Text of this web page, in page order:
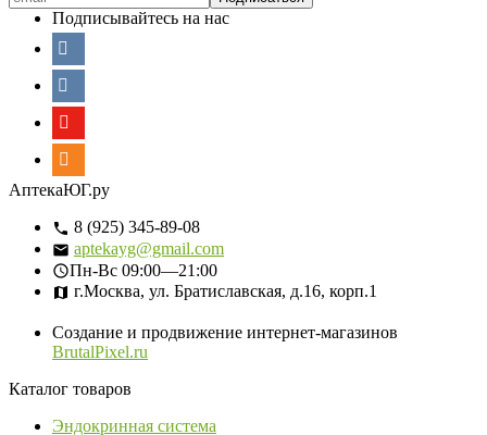
Подписывайтесь на нас
АптекаЮГ.ру
8 (925) 345-89-08
aptekayg@gmail.com
Пн-Вс 09:00—21:00
г.Москва, ул. Братиславская, д.16, корп.1
Создание и продвижение интернет-магазинов
BrutalPixel.ru
Каталог товаров
Эндокринная система